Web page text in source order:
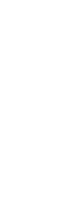
springen